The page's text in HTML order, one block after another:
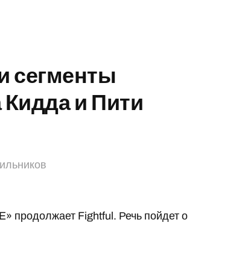
сегменты
и Пити
продолжает Fightful. Речь пойдет о